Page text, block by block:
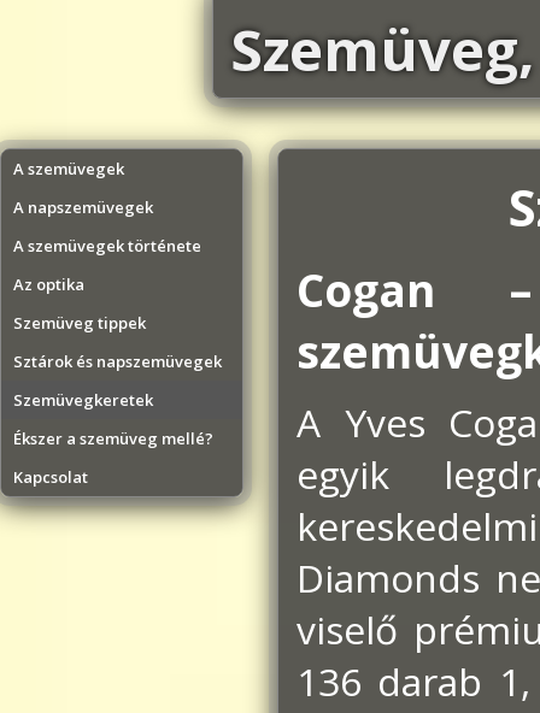
A szemüvegek
A napszemüvegek
A szemüvegek története
Az optika
Szemüveg tippek
Sztárok és napszemüvegek
Szemüvegkeretek
Ékszer a szemüveg mellé?
Kapcsolat
Cogan
A Yves
egyik
Diamonds
viselő
136 darab